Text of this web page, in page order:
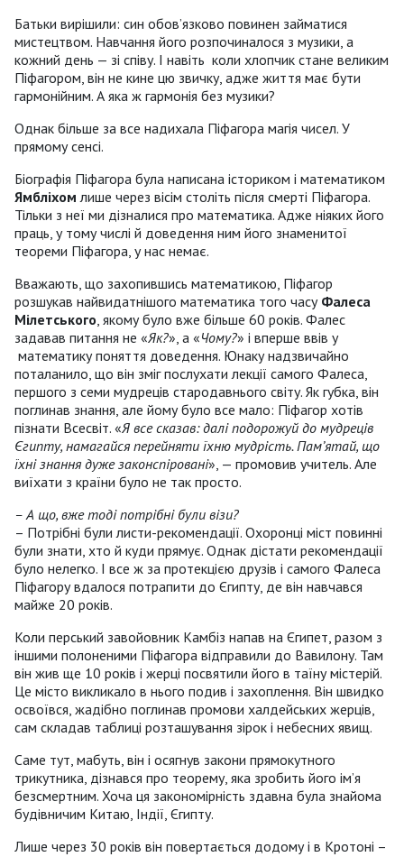
Батьки вирішили: син обов’язково повинен займатися
мистецтвом. Навчання його розпочиналося з музики, а
кожний день — зі співу. І навіть коли хлопчик стане великим
Піфагором, він не кине цю звичку, адже життя має бути
гармонійним. А яка ж гармонія без музики?
Однак більше за все надихала Піфагора магія чисел. У
прямому сенсі.
Біографія Піфагора була написана істориком і математиком
Ямбліхом лише через вісім століть після смерті Піфагора.
Тільки з неї ми дізналися про математика. Адже ніяких його
праць, у тому числі й доведення ним його знаменитої
теореми Піфагора, у нас немає.
Вважають, що захопившись математикою, Піфагор
розшукав найвидатнішого математика того часу Фалеса
Мілетського , якому було вже більше 60 років. Фалес
задавав питання не «Як?», а «Чому?» і вперше ввів у
математику поняття доведення. Юнаку надзвичайно
поталанило, що він зміг послухати лекції самого Фалеса,
першого з семи мудреців стародавнього світу. Як губка, він
поглинав знання, але йому було все мало: Піфагор хотів
пізнати Всесвіт. «Я все сказав: далі подорожуй до мудреців
Єгипту, намагайся перейняти їхню мудрість. Пам’ятай, що
їхні знання дуже законспіровані», — промовив учитель. Але
виїхати з країни було не так просто.
– А що, вже тоді потрібні були візи?
– Потрібні були листи-рекомендації. Охоронці міст повинні
були знати, хто й куди прямує. Однак дістати рекомендації
було нелегко. І все ж за протекцією друзів і самого Фалеса
Піфагору вдалося потрапити до Єгипту, де він навчався
майже 20 років.
Коли перський завойовник Камбіз напав на Єгипет, разом з
іншими полоненими Піфагора відправили до Вавилону. Там
він жив ще 10 років і жерці посвятили його в таїну містерій.
Це місто викликало в нього подив і захоплення. Він швидко
освоївся, жадібно поглинав промови халдейських жерців,
сам складав таблиці розташування зірок і небесних явищ.
Саме тут, мабуть, він і осягнув закони прямокутного
трикутника, дізнався про теорему, яка зробить його ім’я
безсмертним. Хоча ця закономірність здавна була знайома
будівничим Китаю, Індії, Єгипту.
Лише через 30 років він повертається додому і в Кротоні –